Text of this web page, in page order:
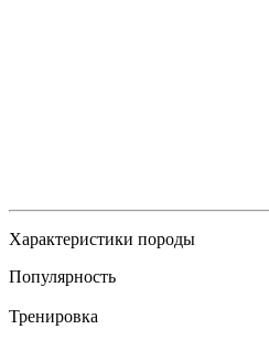
Характеристики породы
Популярность
Тренировка